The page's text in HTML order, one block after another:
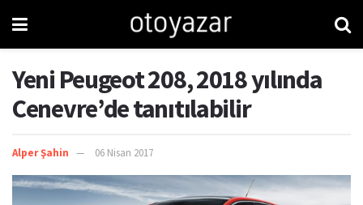
Yeni Peugeot 208, 2018 yılında
Cenevre’de tanıtılabilir
Alper Şahin 06 Nisan 2017